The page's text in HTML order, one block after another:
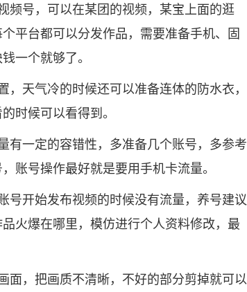
号，可以在某团的视频，某宝上面的逛
平台都可以分发作品，需要准备手机、固
一个就够了。
天气冷的时候还可以准备连体的防水衣，
时候可以看得到。
一定的容错性，多准备几个账号，多参考
账号操作最好就是要用手机卡流量。
开始发布视频的时候没有流量，养号建议
火爆在哪里，模仿进行个人资料修改，最
，把画质不清晰，不好的部分剪掉就可以